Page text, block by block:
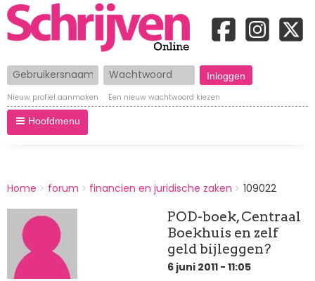
Gebruikersnaam Wachtwoord
Nieuw profiel aanmaken Een nieuw wachtwoord kiezen
Hoofdmenu
BREADCRUMBS
You
here:
Home forum financien en juridische zaken 109022
POD-boek, Centraal
Boekhuis en zelf
geld bijleggen?
6 juni 2011 - 11:05